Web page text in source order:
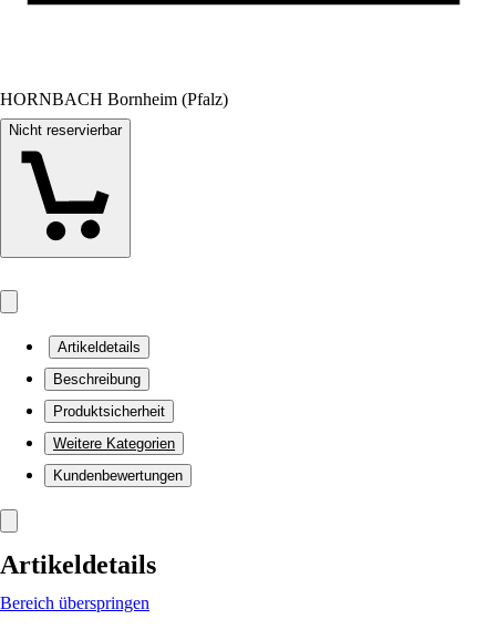
HORNBACH Bornheim (Pfalz)
Nicht reservierbar
Artikeldetails
Beschreibung
Produktsicherheit
Weitere Kategorien
Kundenbewertungen
Artikeldetails
Bereich überspringen